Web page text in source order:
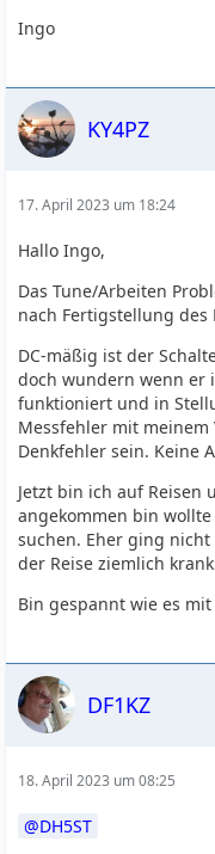
Ingo
KY4PZ
17. April 2023 um 18:24
Hallo Ingo,
Das Tune/Arbeiten
nach Fertigstellung des
DC-mäßig ist der
doch wundern wenn er
funktioniert und in
Messfehler mit meinem
Denkfehler sein. Keine
Jetzt bin ich auf Reisen
angekommen bin
suchen. Eher ging
der Reise ziemlich
Bin gespannt wie es
DF1KZ
18. April 2023 um 08:25
DH5ST